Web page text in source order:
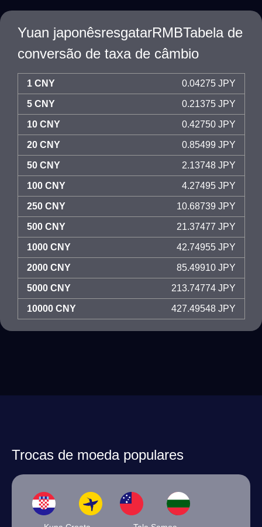
Yuan japonêsresgatarRMBTabela de
conversão de taxa de câmbio
1 CNY 0.04275 JPY
5 CNY 0.21375 JPY
10 CNY 0.42750 JPY
20 CNY 0.85499 JPY
50 CNY 2.13748 JPY
100 CNY 4.27495 JPY
250 CNY 10.68739 JPY
500 CNY 21.37477 JPY
1000 CNY 42.74955 JPY
2000 CNY 85.49910 JPY
5000 CNY 213.74774 JPY
10000 CNY 427.49548 JPY
Trocas de moeda populares